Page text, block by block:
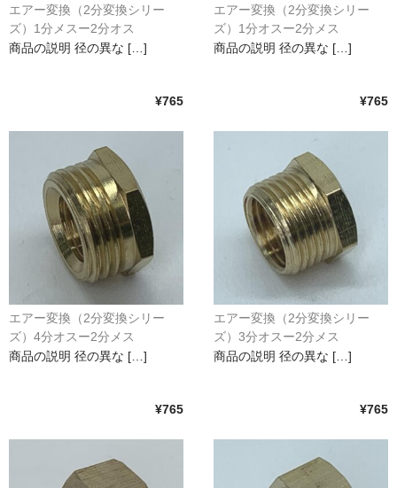
大工・ガレージ
アウトレット品
エアー変換（2分変換シリー
ズ）1分メスー2分オス
商品の説明 径の異な […]
¥765
エアー変換（2分変換シリー
ズ）1分オスー2分メス
商品の説明 径の異な […]
¥765
エアー変換（2分変換シリー
ズ）4分オスー2分メス
商品の説明 径の異な […]
¥765
エアー変換（2分変換シリー
ズ）3分オスー2分メス
商品の説明 径の異な […]
¥765